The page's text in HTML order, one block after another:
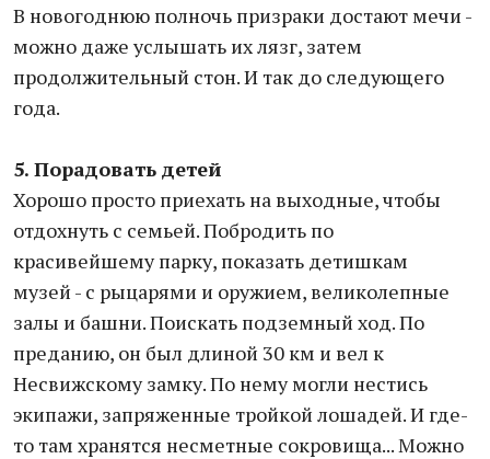
В новогоднюю полночь призраки достают мечи -
можно даже услышать их лязг, затем
продолжительный стон. И так до следующего
года.
5. Порадовать детей
Хорошо просто приехать на выходные, чтобы
отдохнуть с семьей. Побродить по
красивейшему парку, показать детишкам
музей - с рыцарями и оружием, великолепные
залы и башни. Поискать подземный ход. По
преданию, он был длиной 30 км и вел к
Несвижскому замку. По нему могли нестись
экипажи, запряженные тройкой лошадей. И где-
то там хранятся несметные сокровища... Можно